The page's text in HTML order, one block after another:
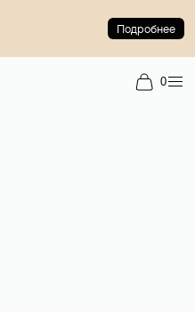
Подробнее
0